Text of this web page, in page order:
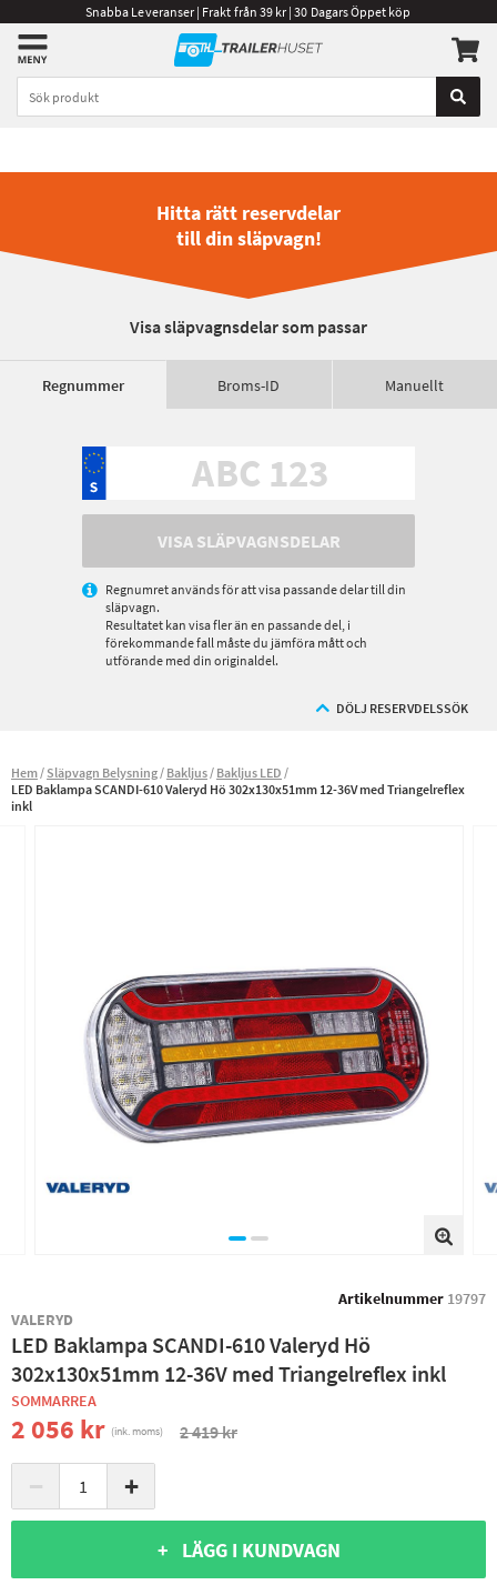
Snabba Leveranser | Frakt från 39 kr | 30 Dagars Öppet köp
Hitta rätt reservdelar
till din släpvagn!
Visa släpvagnsdelar som passar
Regnummer Broms-ID Manuellt
VISA SLÄPVAGNSDELAR
Regnumret används för att visa passande delar till din
släpvagn.
Resultatet kan visa fler än en passande del, i
förekommande fall måste du jämföra mått och
utförande med din originaldel.
DÖLJ RESERVDELSSÖK
Hem Släpvagn Belysning Bakljus Bakljus LED
LED Baklampa SCANDI-610 Valeryd Hö 302x130x51mm 12-36V med Triangelreflex
inkl
Artikelnummer 19797
VALERYD
LED Baklampa SCANDI-610 Valeryd Hö
302x130x51mm 12-36V med Triangelreflex inkl
SOMMARREA
2 056 kr (ink. moms) 2 419 kr
− +
+ LÄGG I KUNDVAGN